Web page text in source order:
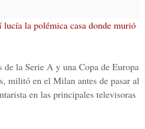
lucía la polémica casa donde murió
de la Serie A y una Copa de Europa
militó en el Milan antes de pasar al
en las principales televisoras